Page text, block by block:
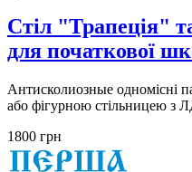
Стіл "Трапеція"
для початкової
Антисколиозные одномісні
або фігурною стільницею з
1800 грн